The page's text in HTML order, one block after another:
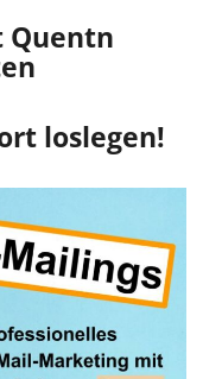
Quentn
loslegen!